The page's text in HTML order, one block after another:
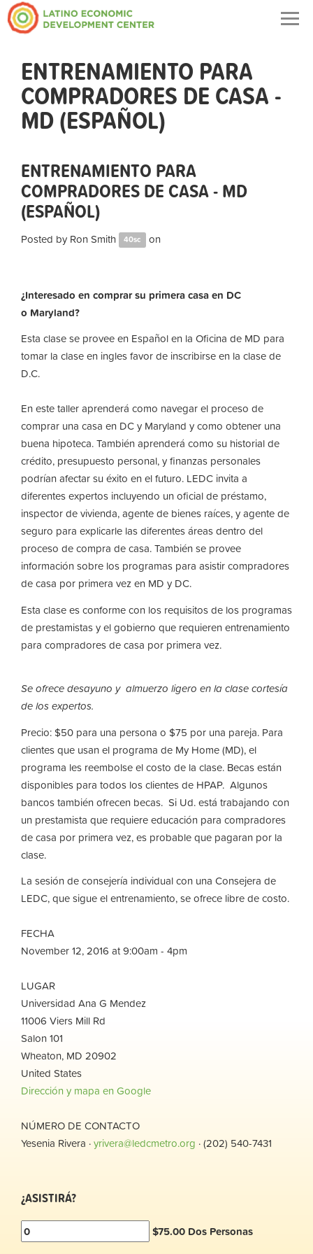
ENTRENAMIENTO PARA
COMPRADORES DE CASA -
MD (ESPAÑOL)
ENTRENAMIENTO PARA
COMPRADORES DE CASA - MD
(ESPAÑOL)
Posted by Ron Smith 40sc on
¿Interesado en comprar su primera casa en DC
o Maryland?
Esta clase se provee en Español en la Oficina de MD para
tomar la clase en ingles favor de inscribirse en la clase de
D.C.
En este taller aprenderá como navegar el proceso de
comprar una casa en DC y Maryland y como obtener una
buena hipoteca. También aprenderá como su historial de
crédito, presupuesto personal, y finanzas personales
podrían afectar su éxito en el futuro. LEDC invita a
diferentes expertos incluyendo un oficial de préstamo,
inspector de vivienda, agente de bienes raíces, y agente de
seguro para explicarle las diferentes áreas dentro del
proceso de compra de casa. También se provee
información sobre los programas para asistir compradores
de casa por primera vez en MD y DC.
Esta clase es conforme con los requisitos de los programas
de prestamistas y el gobierno que requieren entrenamiento
para compradores de casa por primera vez.
Se ofrece desayuno y almuerzo ligero en la clase cortesía
de los expertos.
Precio: $50 para una persona o $75 por una pareja. Para
clientes que usan el programa de My Home (MD), el
programa les reembolse el costo de la clase. Becas están
disponibles para todos los clientes de HPAP. Algunos
bancos también ofrecen becas. Si Ud. está trabajando con
un prestamista que requiere educación para compradores
de casa por primera vez, es probable que pagaran por la
clase.
La sesión de consejería individual con una Consejera de
LEDC, que sigue el entrenamiento, se ofrece libre de costo.
FECHA
November 12, 2016 at 9:00am - 4pm
LUGAR
Universidad Ana G Mendez
11006 Viers Mill Rd
Salon 101
Wheaton, MD 20902
United States
Dirección y mapa en Google
NÚMERO DE CONTACTO
Yesenia Rivera ·yrivera@ledcmetro.org · (202) 540-7431
¿ASISTIRÁ?
$75.00 Dos Personas